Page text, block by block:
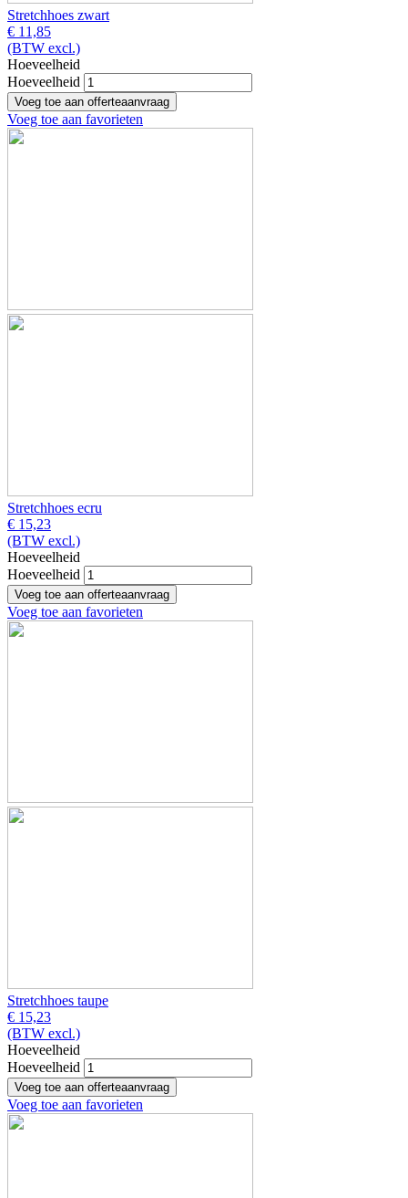
Stretchhoes zwart
€ 11,85
(BTW excl.)
Hoeveelheid
Hoeveelheid
Voeg toe aan favorieten
Stretchhoes ecru
€ 15,23
(BTW excl.)
Hoeveelheid
Hoeveelheid
Voeg toe aan favorieten
Stretchhoes taupe
€ 15,23
(BTW excl.)
Hoeveelheid
Hoeveelheid
Voeg toe aan favorieten